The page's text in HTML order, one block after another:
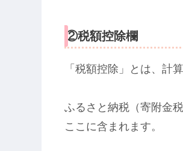
②税額控除欄
「税額控除」とは、計
ふるさと納税（寄附金
ここに含まれます。